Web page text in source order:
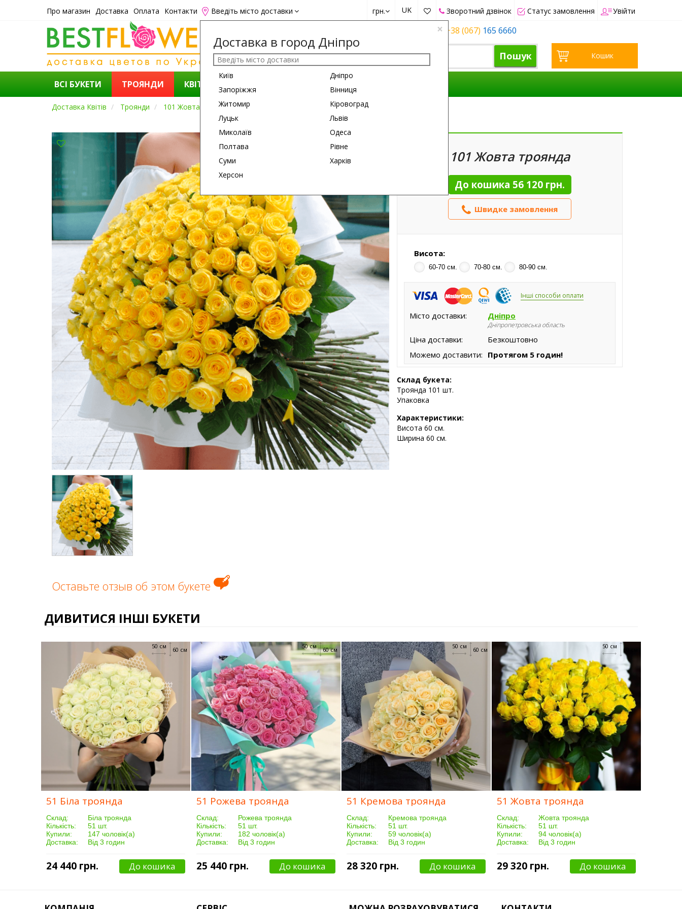
Про магазин Доставка Оплата Контакти Введіть місто доставки
×
Доставка в город Дніпро
Київ
Дніпро
Запоріжжя
Вінниця
Житомир
Кіровоград
Луцьк
Львів
Миколаїв
Одеса
Полтава
Рівне
Суми
Харків
Херсон
грн. UK Зворотний дзвінок Статус замовлення Увійти
+38 (067) 165 6660
Пошук Кошик
ВСІ БУКЕТИ ТРОЯНДИ КВІТИ
Доставка Квітів Троянди 101 Жовта Троянда
60 см
Оставьте отзыв об этом букете
101 Жовта троянда
До кошика 56 120 грн.
Швидке замовлення
Висота:
60-70 см. 70-80 см. 80-90 см.
Інші способи оплати
Місто доставки: Дніпро
Дніпропетровська область
Ціна доставки:
Безкоштовно
Можемо доставити: Протягом 5 годин!
Склад букета:
Троянда 101 шт.
Упаковка
Характеристики:
Висота 60 см.
Ширина 60 см.
ДИВИТИСЯ ІНШІ БУКЕТИ
60 см
50 см
51 Біла троянда
Склад:
Біла троянда
Кількість:
51 шт.
Купили:
147 чоловік(а)
Доставка:
Від 3 годин
24 440 грн. До кошика
60 см
50 см
51 Рожева троянда
Склад:
Рожева троянда
Кількість:
51 шт.
Купили:
182 чоловік(а)
Доставка:
Від 3 годин
25 440 грн. До кошика
60 см
50 см
51 Кремова троянда
Склад:
Кремова троянда
Кількість:
51 шт.
Купили:
59 чоловік(а)
Доставка:
Від 3 годин
28 320 грн. До кошика
60 см
50 см
51 Жовта троянда
Склад:
Жовта троянда
Кількість:
51 шт.
Купили:
94 чоловік(а)
Доставка:
Від 3 годин
29 320 грн. До кошика